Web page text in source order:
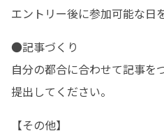
エントリー後に参加可能な日
●記事づくり
自分の都合に合わせて記事を
提出してください。
【その他】